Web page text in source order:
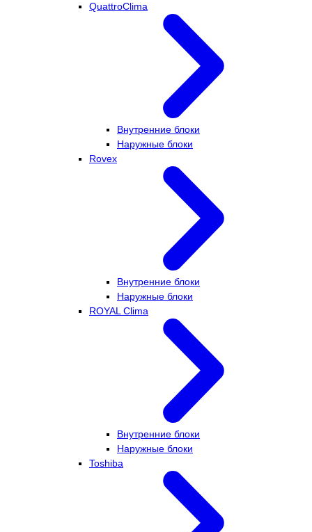
QuattroClima
Внутренние блоки
Наружные блоки
Rovex
Внутренние блоки
Наружные блоки
ROYAL Clima
Внутренние блоки
Наружные блоки
Toshiba